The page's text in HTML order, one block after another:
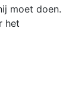
moet doen.
het